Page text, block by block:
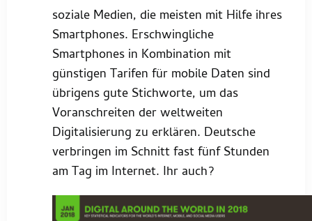
soziale Medien, die meisten mit Hilfe ihres
Smartphones. Erschwingliche
Smartphones in Kombination mit
günstigen Tarifen für mobile Daten sind
übrigens gute Stichworte, um das
Voranschreiten der weltweiten
Digitalisierung zu erklären. Deutsche
verbringen im Schnitt fast fünf Stunden
am Tag im Internet. Ihr auch?